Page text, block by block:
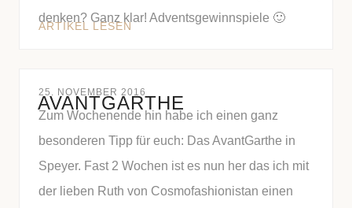
denken? Ganz klar! Adventsgewinnspiele 🙂
ARTIKEL LESEN
25. NOVEMBER 2016
AVANTGARTHE
Zum Wochenende hin habe ich einen ganz
besonderen Tipp für euch: Das AvantGarthe in
Speyer. Fast 2 Wochen ist es nun her das ich mit
der lieben Ruth von Cosmofashionistan einen